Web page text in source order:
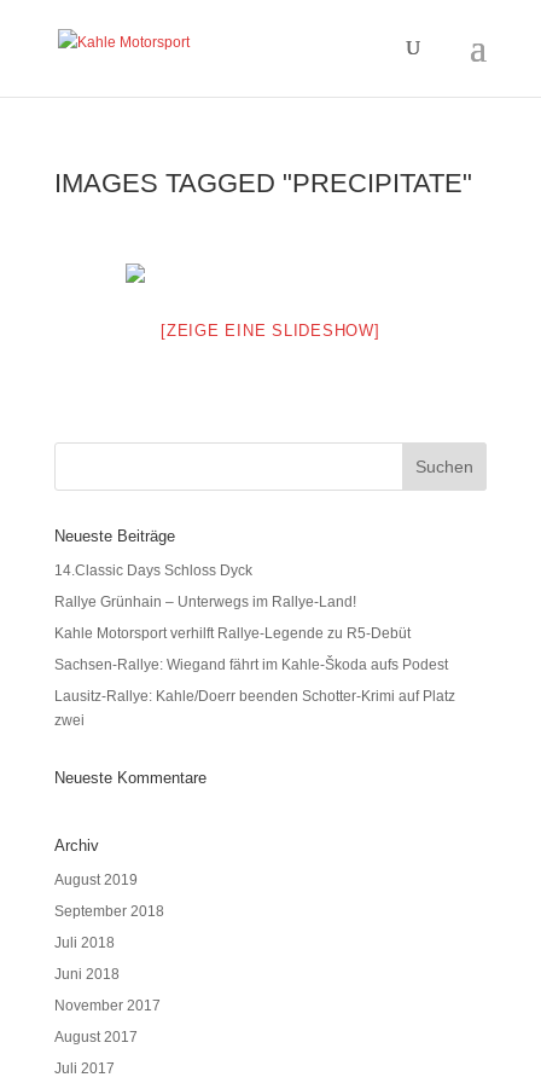
IMAGES TAGGED "PRECIPITATE"
[ZEIGE EINE SLIDESHOW]
Neueste Beiträge
14.Classic Days Schloss Dyck
Rallye Grünhain – Unterwegs im Rallye-Land!
Kahle Motorsport verhilft Rallye-Legende zu R5-Debüt
Sachsen-Rallye: Wiegand fährt im Kahle-Škoda aufs Podest
Lausitz-Rallye: Kahle/Doerr beenden Schotter-Krimi auf Platz
zwei
Neueste Kommentare
Archiv
August 2019
September 2018
Juli 2018
Juni 2018
November 2017
August 2017
Juli 2017